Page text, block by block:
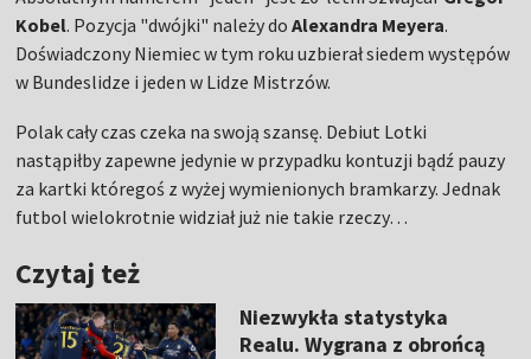
Kobel. Pozycja "dwójki" należy doAlexandra Meyera.
Doświadczony Niemiec w tym roku uzbierał siedem występów
w Bundeslidze i jeden w Lidze Mistrzów.
Polak cały czas czeka na swoją szansę. Debiut Lotki
nastąpiłby zapewne jedynie w przypadku kontuzji bądź pauzy
za kartki któregoś z wyżej wymienionych bramkarzy. Jednak
futbol wielokrotnie widział już nie takie rzeczy…
Czytaj też
Niezwykła statystyka
Realu. Wygrana z obrońcą